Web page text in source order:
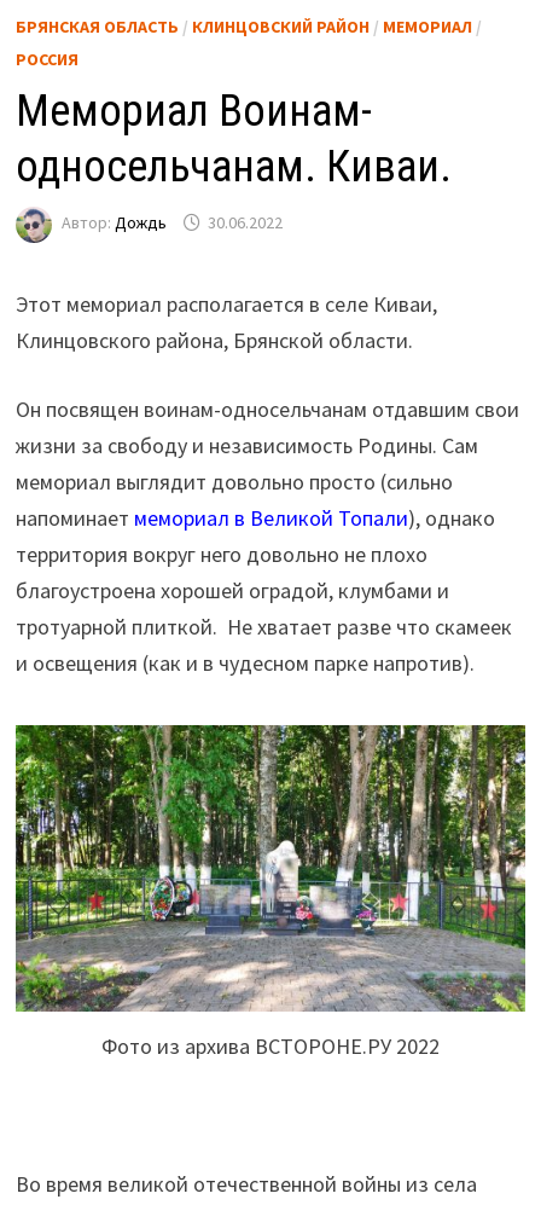
БРЯНСКАЯ ОБЛАСТЬ / КЛИНЦОВСКИЙ РАЙОН/ МЕМОРИАЛ/
РОССИЯ
Мемориал Воинам-
односельчанам. Киваи.
Автор: Дождь 30.06.2022
Этот мемориал располагается в селе Киваи,
Клинцовского района, Брянской области.
Он посвящен воинам-односельчанам отдавшим свои
жизни за свободу и независимость Родины. Сам
мемориал выглядит довольно просто (сильно
напоминает мемориал в Великой Топали), однако
территория вокруг него довольно не плохо
благоустроена хорошей оградой, клумбами и
тротуарной плиткой. Не хватает разве что скамеек
и освещения (как и в чудесном парке напротив).
Фото из архива ВСТОРОНЕ.РУ 2022
Во время великой отечественной войны из села